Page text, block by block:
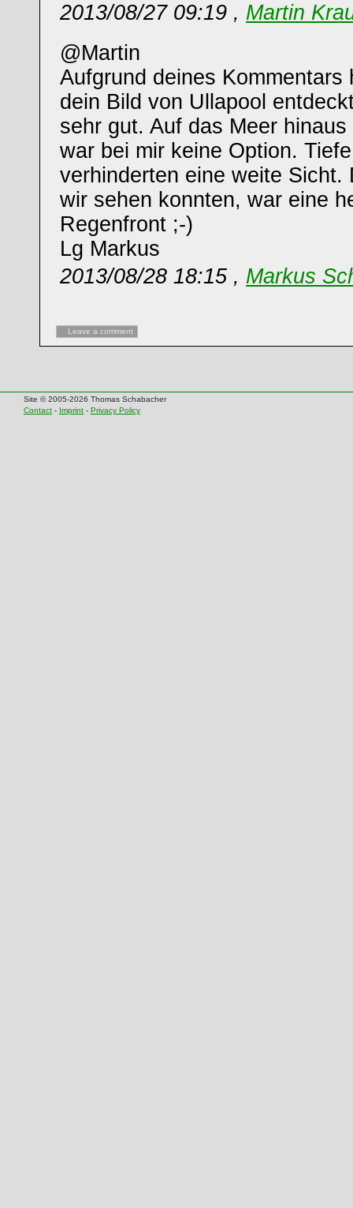
2013/08/27 09:19 , Martin
@Martin
Aufgrund deines Kommentars
dein Bild von Ullapool
sehr gut. Auf das Meer
war bei mir keine Option.
verhinderten eine weite Sicht.
wir sehen konnten, war eine
Regenfront ;-)
Lg Markus
2013/08/28 18:15 , Markus
Leave a comment
Site © 2005-2026 Thomas Schabacher
Contact - Imprint - Privacy Policy